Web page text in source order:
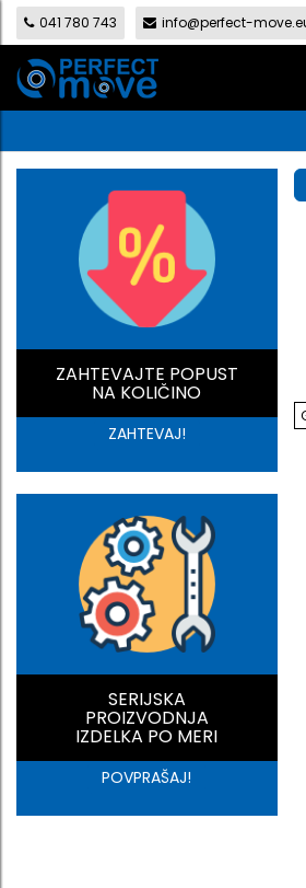
041 780 743 info@perfect-
ZAHTEVAJTE POPUST
NA KOLIČINO
ZAHTEVAJ!
SERIJSKA
PROIZVODNJA
IZDELKA PO MERI
POVPRAŠAJ!